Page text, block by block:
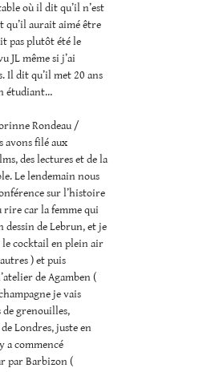
où il dit qu’il n’est
qu’il aurait aimé être
pas plutôt été le
JL même si j’ai
Il dit qu’il met 20 ans
étudiant…
Rondeau /
avons filé aux
des lectures et de la
Le lendemain nous
sur l’histoire
rire car la femme qui
dessin de Lebrun, et je
le cocktail en plein air
) et puis
de Agamben (
je vais
de grenouilles,
Londres, juste en
a commencé
par Barbizon (